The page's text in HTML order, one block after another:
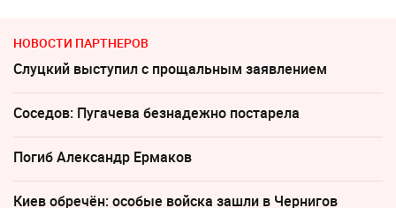
НОВОСТИ ПАРТНЕРОВ
Слуцкий выступил с прощальным заявлением
Соседов: Пугачева безнадежно постарела
Погиб Александр Ермаков
Киев обречён: особые войска зашли в Чернигов